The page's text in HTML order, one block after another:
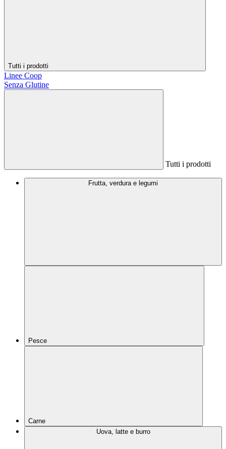
Tutti i prodotti
Linee Coop
Senza Glutine
Tutti i prodotti
Frutta, verdura e legumi
Pesce
Carne
Uova, latte e burro